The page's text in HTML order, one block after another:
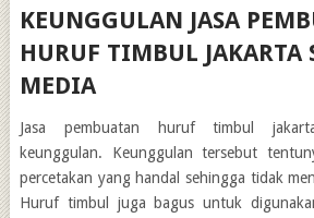
KEUNGGULAN JASA
HURUF TIMBUL JAKARTA
MEDIA
Jasa pembuatan huruf timbul
keunggulan. Keunggulan tersebut
percetakan yang handal sehingga tidak
Huruf timbul juga bagus untuk